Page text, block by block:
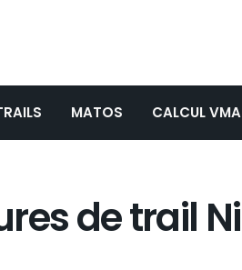
MATOS CALCUL VMA
de trail